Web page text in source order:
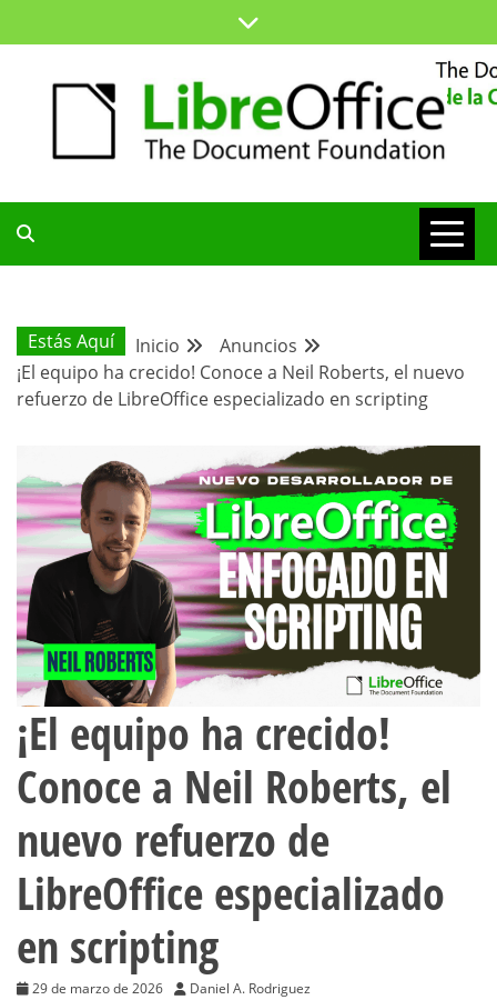
al
BLOG DE LA
COMUNIDAD
HISPANA
Estás Aquí Inicio
Anuncios
¡El equipo ha crecido! Conoce a Neil Roberts, el nuevo
refuerzo de LibreOffice especializado en scripting
¡El equipo ha crecido!
Conoce a Neil Roberts, el
nuevo refuerzo de
LibreOffice especializado
en scripting
29 de marzo de 2026 Daniel A. Rodriguez